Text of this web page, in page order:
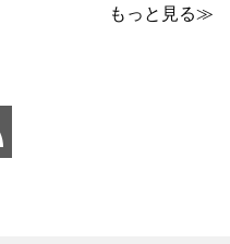
なパワーポイントのテン
トにおすすめします。 ダ
ウンロードしてテキス
もっと見る≫